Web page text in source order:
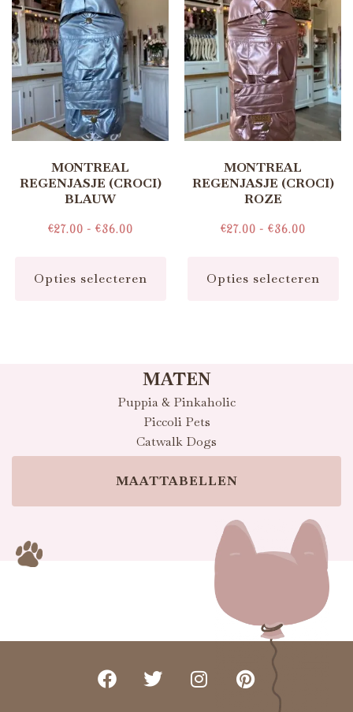
MONTREAL
REGENJASJE (CROCI)
BLAUW
€27.00 - €36.00
Opties selecteren
MONTREAL
REGENJASJE (CROCI)
ROZE
€27.00 - €36.00
Opties selecteren
MATEN
Puppia & Pinkaholic
Piccoli Pets
Catwalk Dogs
MAATTABELLEN